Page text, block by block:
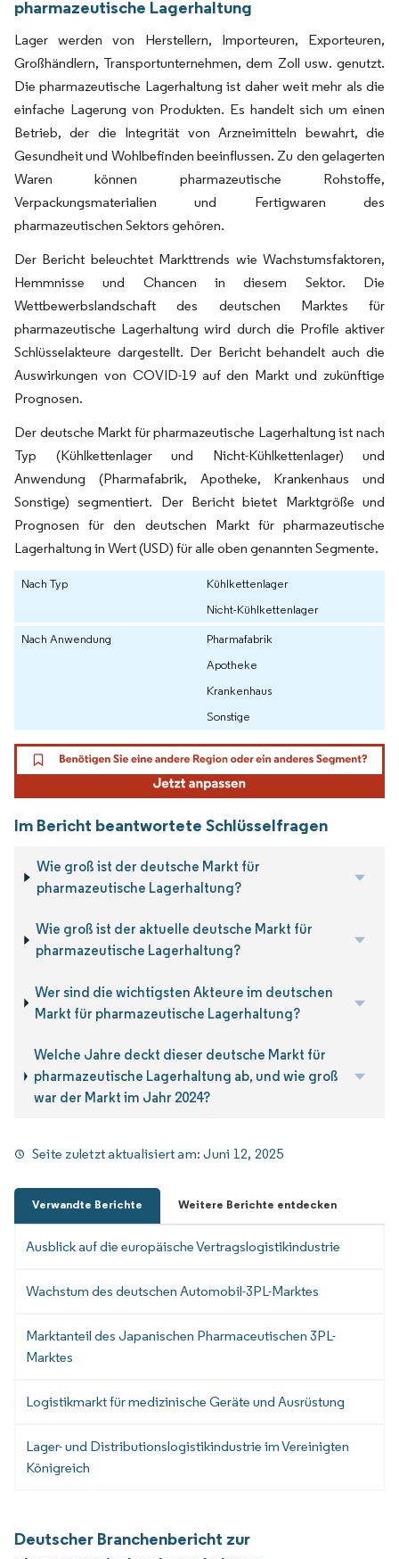
pharmazeutische Lagerhaltung
Lager werden von Herstellern, Importeuren, Exporteuren,
Großhändlern, Transportunternehmen, dem Zoll usw. genutzt.
Die pharmazeutische Lagerhaltung ist daher weit mehr als die
einfache Lagerung von Produkten. Es handelt sich um einen
Betrieb, der die Integrität von Arzneimitteln bewahrt, die
Gesundheit und Wohlbefinden beeinflussen. Zu den gelagerten
Waren können pharmazeutische Rohstoffe,
Verpackungsmaterialien und Fertigwaren des
pharmazeutischen Sektors gehören.
Der Bericht beleuchtet Markttrends wie Wachstumsfaktoren,
Hemmnisse und Chancen in diesem Sektor. Die
Wettbewerbslandschaft des deutschen Marktes für
pharmazeutische Lagerhaltung wird durch die Profile aktiver
Schlüsselakteure dargestellt. Der Bericht behandelt auch die
Auswirkungen von COVID-19 auf den Markt und zukünftige
Prognosen.
Der deutsche Markt für pharmazeutische Lagerhaltung ist nach
Typ (Kühlkettenlager und Nicht-Kühlkettenlager) und
Anwendung (Pharmafabrik, Apotheke, Krankenhaus und
Sonstige) segmentiert. Der Bericht bietet Marktgröße und
Prognosen für den deutschen Markt für pharmazeutische
Lagerhaltung in Wert (USD) für alle oben genannten Segmente.
Nach Typ
Kühlkettenlager
Nicht-Kühlkettenlager
Nach Anwendung
Pharmafabrik
Apotheke
Krankenhaus
Sonstige
Im Bericht beantwortete Schlüsselfragen
Wie groß ist der deutsche Markt für
pharmazeutische Lagerhaltung?
Wie groß ist der aktuelle deutsche Markt für
pharmazeutische Lagerhaltung?
Wer sind die wichtigsten Akteure im deutschen
Markt für pharmazeutische Lagerhaltung?
Welche Jahre deckt dieser deutsche Markt für
pharmazeutische Lagerhaltung ab, und wie groß
war der Markt im Jahr 2024?
Seite zuletzt aktualisiert am:Juni 12, 2025
Verwandte Berichte Weitere Berichte entdecken
Ausblick auf die europäische Vertragslogistikindustrie
Wachstum des deutschen Automobil-3PL-Marktes
Marktanteil des Japanischen Pharmaceutischen 3PL-
Marktes
Logistikmarkt für medizinische Geräte und Ausrüstung
Lager- und Distributionslogistikindustrie im Vereinigten
Königreich
Deutscher Branchenbericht zur